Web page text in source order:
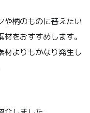
や柄のものに替えたい
をおすすめします。
材よりもかなり発生し